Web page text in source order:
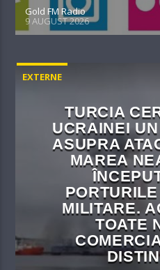
Gold FM Radio
9 AUGUST 2026
EXTERNE
TURCIA
UCRAINEI
ASUPRA
MAREA
MILITARE.
TOATE